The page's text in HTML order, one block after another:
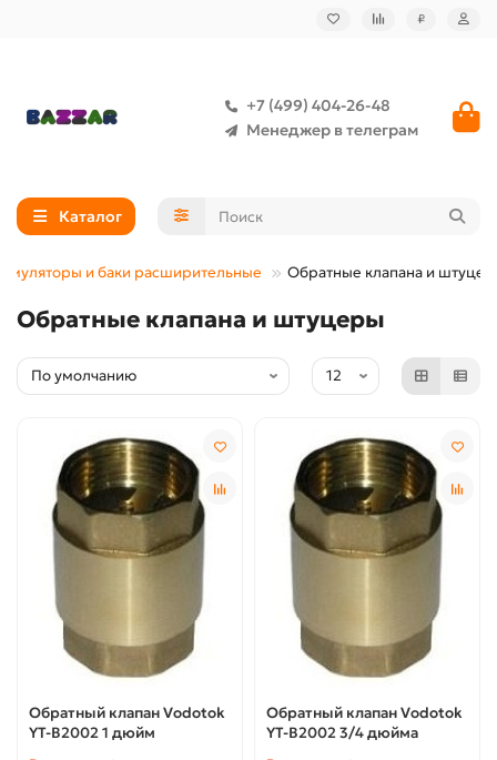
₽
+7 (499) 404-26-48
Менеджер в телеграм
Каталог
и баки расширительные Обратные клапана и
Обратные клапана и штуцеры
Обратный клапан Vodotok
YT-В2002 1 дюйм
Обратный клапан Vodotok
YT-В2002 3/4 дюйма